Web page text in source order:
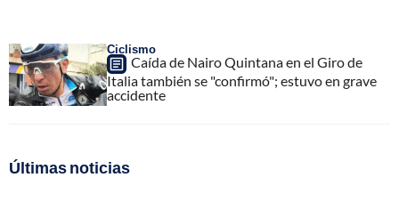
Ciclismo
Caída de Nairo Quintana en el Giro de
Italia también se "confirmó"; estuvo en grave
accidente
Últimas noticias